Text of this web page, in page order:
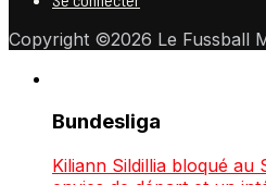
Copyright ©2026 Le Fussball
Bundesliga
Kiliann Sildillia bloqué au